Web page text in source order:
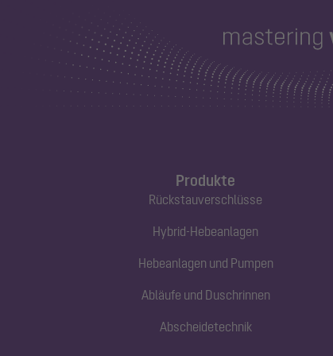
Produkte
Rückstauverschlüsse
Hybrid-Hebeanlagen
Hebeanlagen und Pumpen
Abläufe und Duschrinnen
Abscheidetechnik